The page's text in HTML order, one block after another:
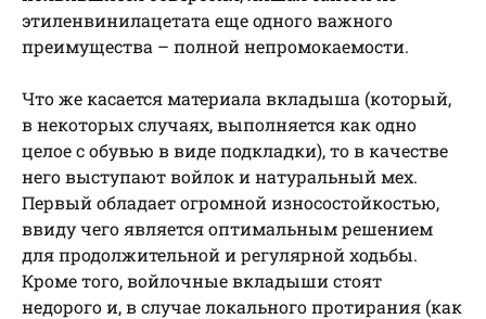
этиленвинилацетата еще одного важного
преимущества – полной непромокаемости.
Что же касается материала вкладыша (который,
в некоторых случаях, выполняется как одно
целое с обувью в виде подкладки), то в качестве
него выступают войлок и натуральный мех.
Первый обладает огромной износостойкостью,
ввиду чего является оптимальным решением
для продолжительной и регулярной ходьбы.
Кроме того, войлочные вкладыши стоят
недорого и, в случае локального протирания (как